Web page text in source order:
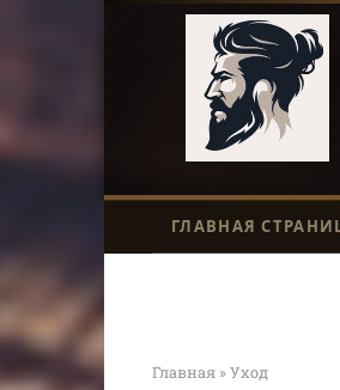
ГЛАВНАЯ
Главная »Уход